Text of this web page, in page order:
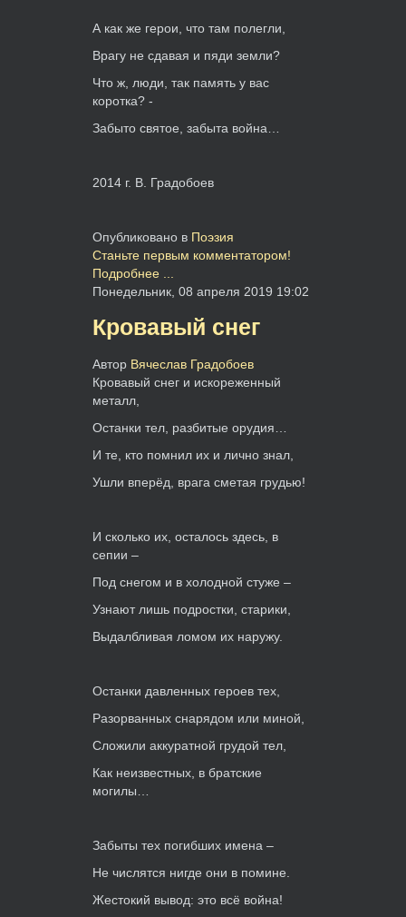
А как же герои, что там полегли,
Врагу не сдавая и пяди земли?
Что ж, люди, так память у вас
коротка? -
Забыто святое, забыта война…
2014 г. В. Градобоев
Опубликовано в Поэзия
Станьте первым комментатором!
Подробнее ...
Понедельник, 08 апреля 2019 19:02
Кровавый снег
Автор Вячеслав Градобоев
Кровавый снег и искореженный
металл,
Останки тел, разбитые орудия…
И те, кто помнил их и лично знал,
Ушли вперёд, врага сметая грудью!
И сколько их, осталось здесь, в
сепии –
Под снегом и в холодной стуже –
Узнают лишь подростки, старики,
Выдалбливая ломом их наружу.
Останки давленных героев тех,
Разорванных снарядом или миной,
Сложили аккуратной грудой тел,
Как неизвестных, в братские
могилы…
Забыты тех погибших имена –
Не числятся нигде они в помине.
Жестокий вывод: это всё война!